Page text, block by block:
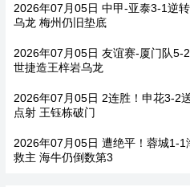
2026年07月05日 中甲-亚泰3-1逆
乌龙 梅州仍旧垫底
2026年07月05日 友谊赛-厦门队5-
世捷造王梓岩乌龙
2026年07月05日 2连胜！申花3-2
点射 王钰栋破门
2026年07月05日 遭绝平！蓉城1-
救主 海牛仍倒数第3